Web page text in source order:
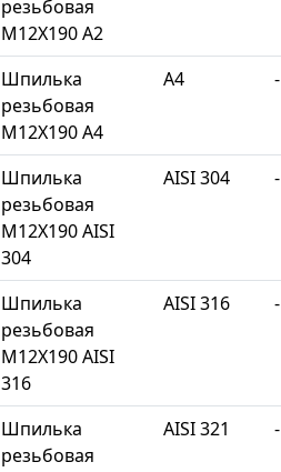
резьбовая
М12Х190 A2
Шпилька
резьбовая
М12Х190 A4
A4 -
Шпилька
резьбовая
М12Х190 AISI
304
AISI 304 -
Шпилька
резьбовая
М12Х190 AISI
316
AISI 316 -
Шпилька
резьбовая
AISI 321 -